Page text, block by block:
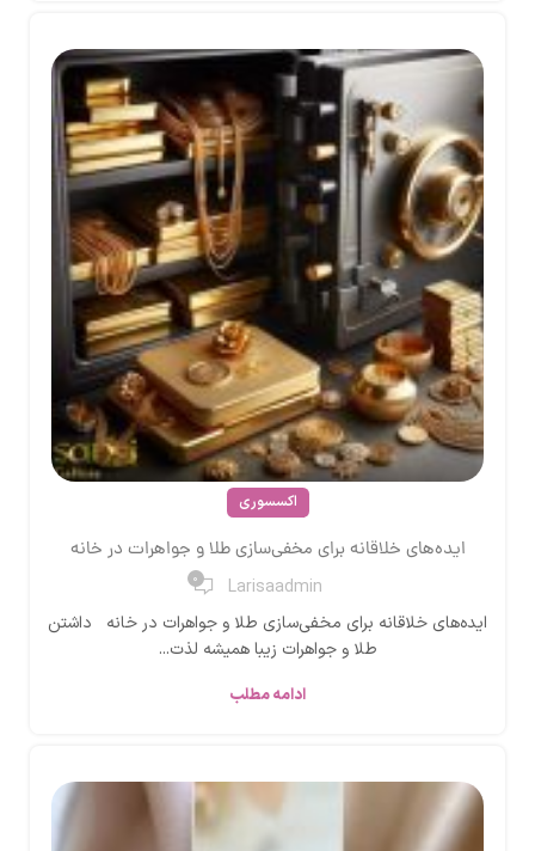
اکسسوری
ایده‌های خلاقانه برای مخفی‌سازی طلا و جواهرات در خانه
Larisaadmin
0
ایده‌های خلاقانه برای مخفی‌سازی طلا و جواهرات در خانه داشتن
طلا و جواهرات زیبا همیشه لذت‌...
ادامه مطلب